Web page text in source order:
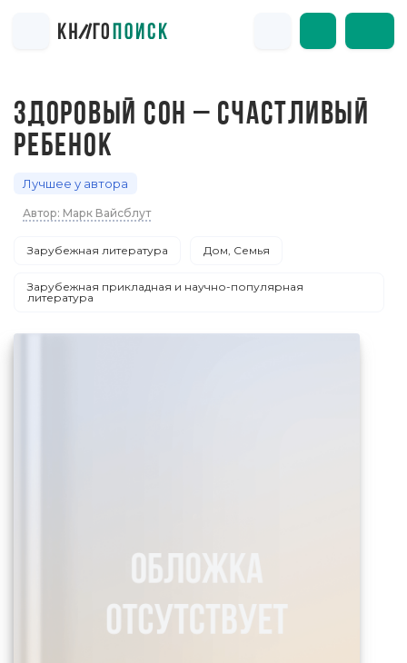
ЗДОРОВЫЙ СОН – СЧАСТЛИВЫЙ
РЕБЕНОК
Лучшее у автора
Автор: Марк Вайсблут
Зарубежная литература Дом, Семья
Зарубежная прикладная и научно-популярная
литература